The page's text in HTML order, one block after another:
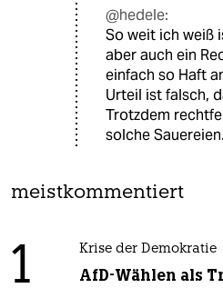
@hedele:
So weit ich weiß
aber auch ein
einfach so Haft
Urteil ist falsch,
Trotzdem
solche Sauereien.
meistkommentiert
1 Krise der Demokratie
AfD-Wählen als